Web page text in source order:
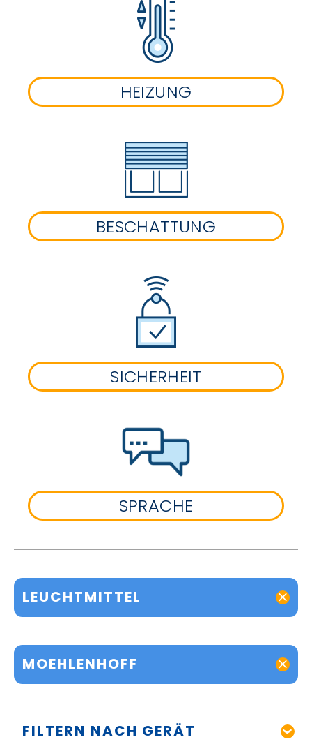
HEIZUNG
BESCHATTUNG
SICHERHEIT
SPRACHE
LEUCHTMITTEL
MOEHLENHOFF
FILTERN NACH GERÄT